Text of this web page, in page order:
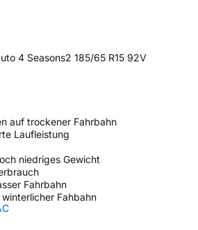
4 Seasons2 185/65 R15 92V
auf trockener Fahrbahn
Laufleistung
niedriges Gewicht
Fahrbahn
Fahbahn